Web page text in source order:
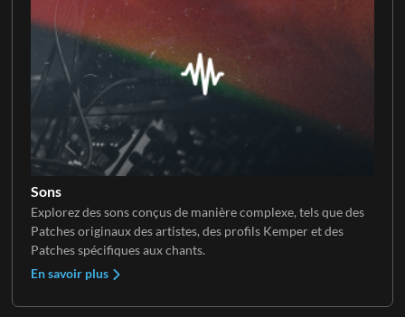
Sons
Explorez des sons conçus de manière complexe, tels que des
Patches originaux des artistes, des profils Kemper et des
Patches spécifiques aux chants.
En savoir plus